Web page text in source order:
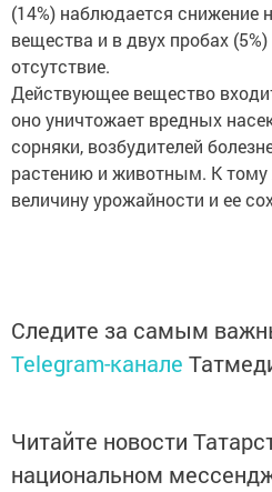
(14%) наблюдается
вещества и в двух пробах
отсутствие.
Действующее вещество
оно уничтожает вредных
сорняки, возбудителей
растению и животным. К
величину урожайности и ее
Следите за самым
Telegram-канале
Читайте новости
национальном